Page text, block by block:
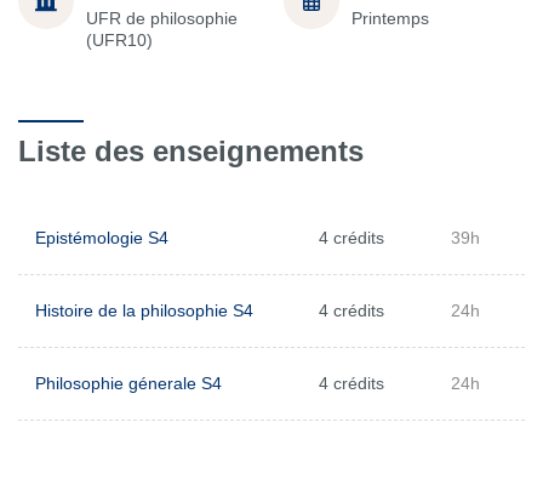
UFR de philosophie
(UFR10)
Printemps
Liste des enseignements
Epistémologie S4 4 crédits 39h
Histoire de la philosophie S4 4 crédits 24h
Philosophie génerale S4 4 crédits 24h